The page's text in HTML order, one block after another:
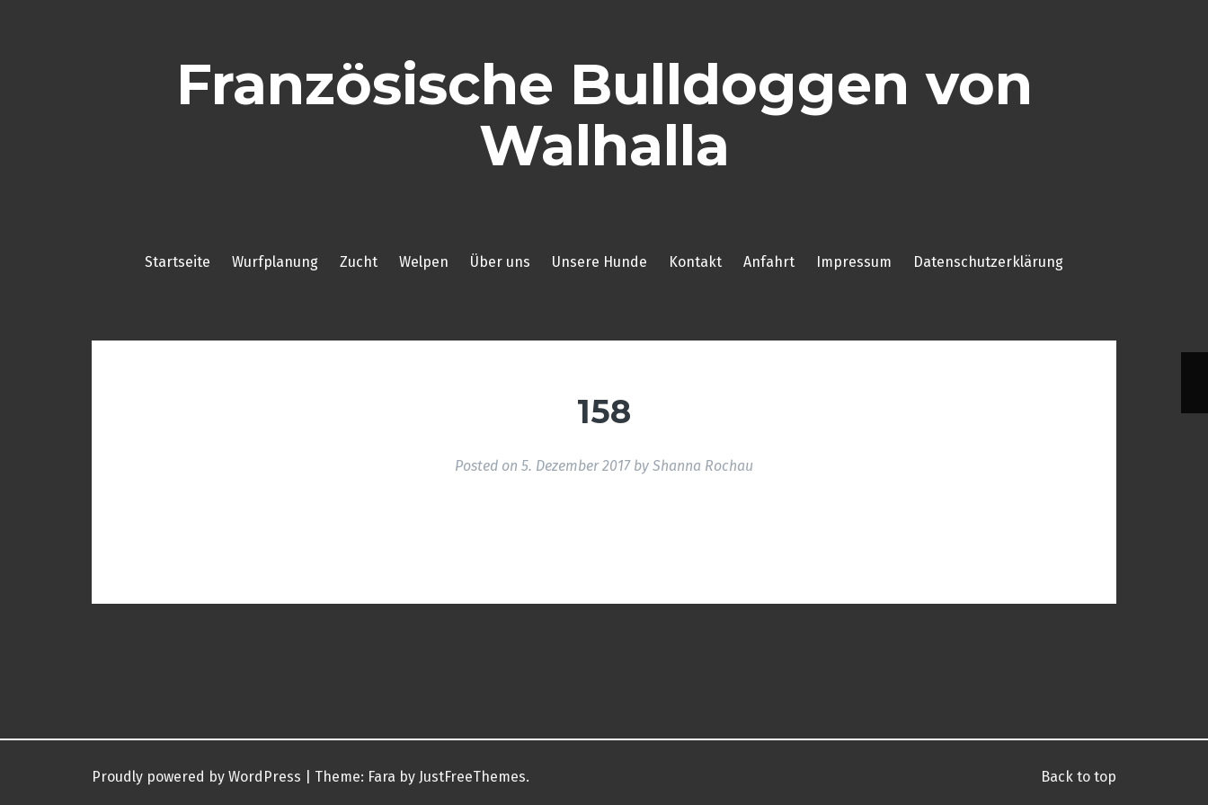
Französische Bulldoggen von
Walhalla
Startseite Wurfplanung Zucht Welpen Über uns Unsere Hunde Kontakt Anfahrt Impressum Datenschutzerklärung
158
Posted on 5. Dezember 2017by Shanna Rochau
Proudly powered by WordPress Theme: Fara by JustFreeThemes. Back to top